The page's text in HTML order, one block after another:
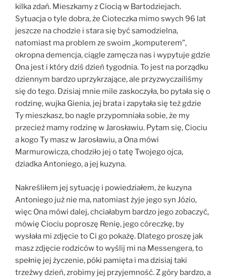
kilka zdań. Mieszkamy z Ciocią w Bartodziejach.
Sytuacja o tyle dobra, że Cioteczka mimo swych 96 lat
jeszcze na chodzie i stara się być samodzielna,
natomiast ma problem ze swoim „komputerem”,
okropna demencja, ciągle zamęcza nas i wypytuje gdzie
Ona jest i który dziś dzień tygodnia. To jest na porządku
dziennym bardzo uprzykrzające, ale przyzwyczailiśmy
się do tego. Dzisiaj mnie mile zaskoczyła, bo pytała się o
rodzinę, wujka Gienia, jej brata i zapytała się też gdzie
Ty mieszkasz, bo nagle przypomniała sobie, że my
przecież mamy rodzinę w Jarosławiu. Pytam się, Ciociu
a kogo Ty masz w Jarosławiu, a Ona mówi
Marmurowicza, chodziło jej o tatę Twojego ojca,
dziadka Antoniego, a jej kuzyna.
Nakreśliłem jej sytuację i powiedziałem, że kuzyna
Antoniego już nie ma, natomiast żyje jego syn Józio,
więc Ona mówi dalej, chciałabym bardzo jego zobaczyć,
mówię Ciociu poproszę Renię, jego córeczkę, by
wysłała mi zdjęcie to Ci go pokażę. Dlatego proszę jak
masz zdjęcie rodziców to wyślij mi na Messengera, to
spełnię jej życzenie, póki pamięta i ma dzisiaj taki
trzeźwy dzień, zrobimy jej przyjemność. Z góry bardzo, a